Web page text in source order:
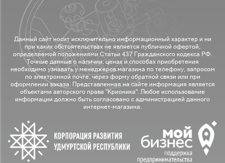
Данный сайт носит исключительно информационный характер и ни
при каких обстоятельствах не является публичной офертой,
определяемой положениями Статьи 437 Гражданского кодекса РФ.
Точные данные о наличии, ценах и способах приобретения
необходимо узнавать у менеджеров магазина по телефону, запросом
по электронной почте, через форму обратной связи или при
оформлении заказа. Представленная на сайте информация является
объектами авторского права "Крионика". Любое использование
информации должно быть согласовано с администрацией данного
интернет-магазина.